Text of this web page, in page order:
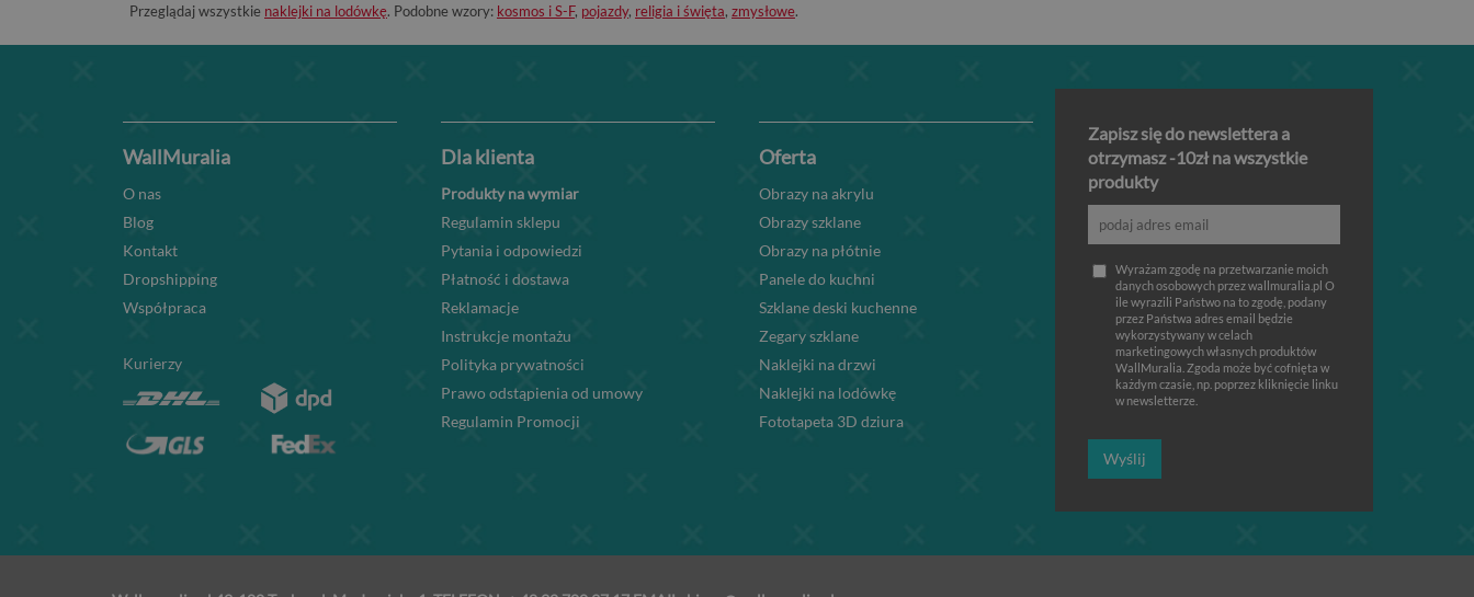
Przeglądaj wszystkie naklejki na lodówkę. Podobne wzory: kosmos i S-F, pojazdy, religia i święta, zmysłowe.
WallMuralia
O nas
Blog
Kontakt
Dropshipping
Współpraca
Kurierzy
Dla klienta
Produkty na wymiar
Regulamin sklepu
Pytania i odpowiedzi
Płatność i dostawa
Reklamacje
Instrukcje montażu
Polityka prywatności
Prawo odstąpienia od umowy
Regulamin Promocji
Oferta
Obrazy na akrylu
Obrazy szklane
Obrazy na płótnie
Panele do kuchni
Szklane deski kuchenne
Zegary szklane
Naklejki na drzwi
Naklejki na lodówkę
Fototapeta 3D dziura
Zapisz się do newslettera a
otrzymasz -10zł na wszystkie
produkty
Wyrażam zgodę na przetwarzanie moich
danych osobowych przez wallmuralia.pl O
ile wyrazili Państwo na to zgodę, podany
przez Państwa adres email będzie
wykorzystywany w celach
marketingowych własnych produktów
WallMuralia. Zgoda może być cofnięta w
każdym czasie, np. poprzez kliknięcie linku
w newsletterze.
Wyślij